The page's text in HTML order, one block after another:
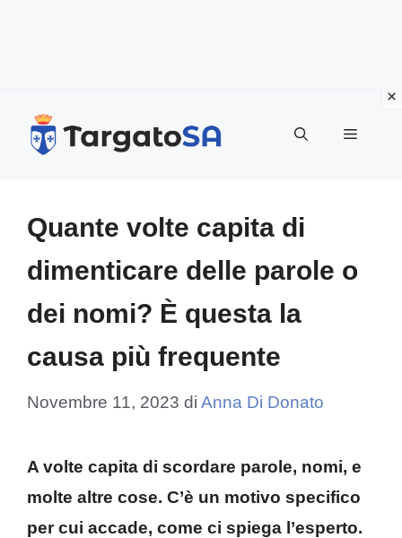
Menu
Quante volte capita di
dimenticare delle parole o
dei nomi? È questa la
causa più frequente
Novembre 11, 2023 di Anna Di Donato
A volte capita di scordare parole, nomi, e
molte altre cose. C’è un motivo specifico
per cui accade, come ci spiega l’esperto.